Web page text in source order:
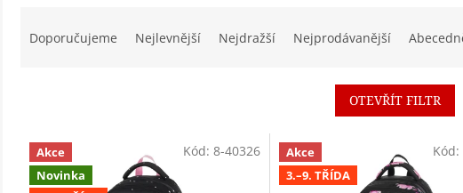
o
Doporučujeme Nejlevnější Nejdražší Nejprodávanější
OTEVŘÍT FILTR
V
p
Akce
Novinka
Kód: 8-40326
Akce
3.–9. TŘÍDA
Kód: